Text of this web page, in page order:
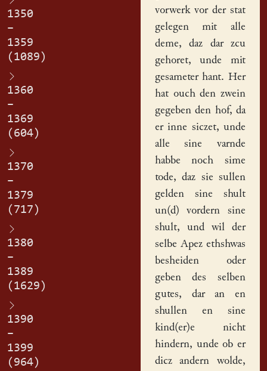
1350
–
1359
(1089)
1360
–
1369
(604)
1370
–
1379
(717)
1380
–
1389
(1629)
1390
–
1399
(964)
vorwerk vor der stat
gelegen mit alle
deme, daz dar zcu
gehoret, unde mit
gesameter hant. Her
hat ouch den zwein
gegeben den hof, da
er inne siczet, unde
alle sine varnde
habbe noch sime
tode, daz sie sullen
gelden sine shult
un(d) vordern sine
shult, und wil der
selbe Apez ethshwas
besheiden oder
geben des selben
gutes, dar an en
shullen en sine
kind(er)e nicht
hindern, unde ob er
dicz andern wolde,